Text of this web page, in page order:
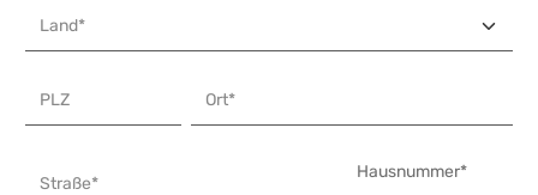
Land*
PLZ Ort*
Straße*
Hausnummer*